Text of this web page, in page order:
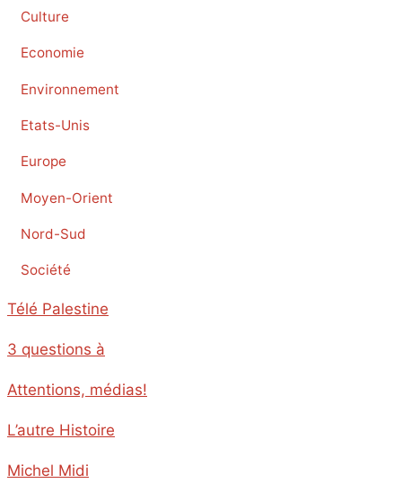
Culture
Economie
Environnement
Etats-Unis
Europe
Moyen-Orient
Nord-Sud
Société
Télé Palestine
3 questions à
Attentions, médias!
L’autre Histoire
Michel Midi